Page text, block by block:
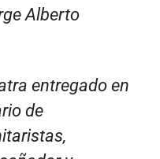
Alberto
entregado en
de